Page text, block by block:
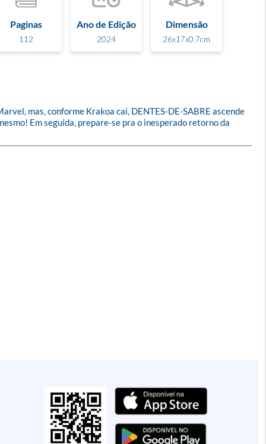
Paginas
112
Ano de Edição
2024
Dimensão
26x17x0.7cm
mas, conforme Krakoa cai, DENTES-DE-SABRE ascende
Em seguida, prepare-se pra o inesperado retorno da